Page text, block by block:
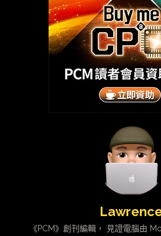
《PCM》創刊編輯， 見證電腦由